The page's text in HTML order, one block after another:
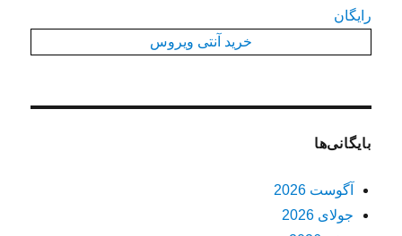
رایگان
خرید آنتی ویروس
بایگانی‌ها
آگوست 2026
جولای 2026